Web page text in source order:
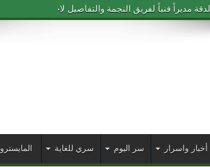
مديراً فنياً لفريق النجمة والتفاصيل لاحقاً
أخبار واسرار سر اليوم سري للغاية المايسترو